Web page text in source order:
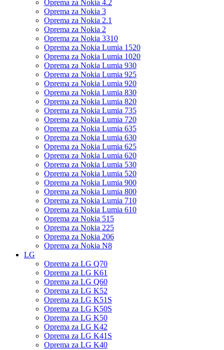
Oprema za Nokia 4.2
Oprema za Nokia 3
Oprema za Nokia 2.1
Oprema za Nokia 2
Oprema za Nokia 3310
Oprema za Nokia Lumia 1520
Oprema za Nokia Lumia 1020
Oprema za Nokia Lumia 930
Oprema za Nokia Lumia 925
Oprema za Nokia Lumia 920
Oprema za Nokia Lumia 830
Oprema za Nokia Lumia 820
Oprema za Nokia Lumia 735
Oprema za Nokia Lumia 720
Oprema za Nokia Lumia 635
Oprema za Nokia Lumia 630
Oprema za Nokia Lumia 625
Oprema za Nokia Lumia 620
Oprema za Nokia Lumia 530
Oprema za Nokia Lumia 520
Oprema za Nokia Lumia 900
Oprema za Nokia Lumia 800
Oprema za Nokia Lumia 710
Oprema za Nokia Lumia 610
Oprema za Nokia 515
Oprema za Nokia 225
Oprema za Nokia 206
Oprema za Nokia N8
LG
Oprema za LG Q70
Oprema za LG K61
Oprema za LG Q60
Oprema za LG K52
Oprema za LG K51S
Oprema za LG K50S
Oprema za LG K50
Oprema za LG K42
Oprema za LG K41S
Oprema za LG K40